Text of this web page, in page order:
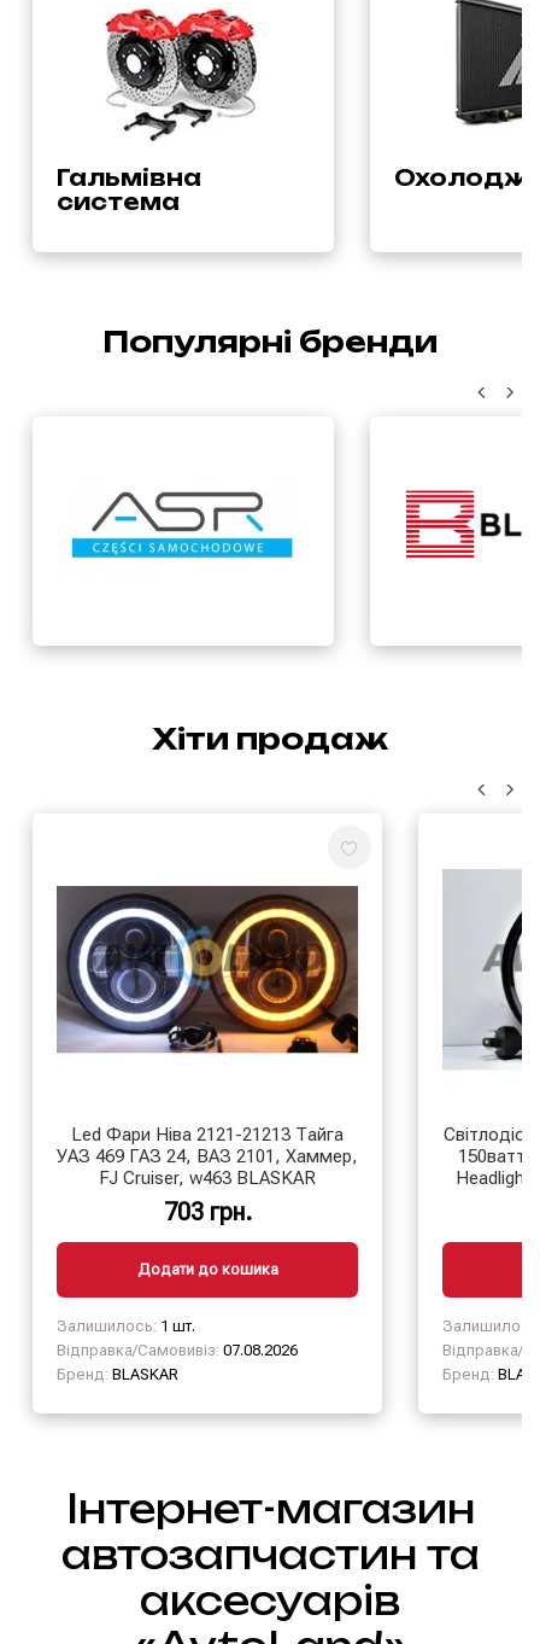
Гальмівна
система
Популярні бренди
Хіти продаж
Led Фари Ніва 2121-21213 Тайга
УАЗ 469 ГАЗ 24, ВАЗ 2101, Хаммер,
FJ Cruiser, w463 BLASKAR
703 грн.
Додати до кошика
Залишилось: 1 шт.
Відправка/Самовивіз: 07.08.2026
Бренд: BLASKAR
150ватт
Headlight
Відправка/
Бренд:
Інтернет-магазин
автозапчастин та
аксесуарів